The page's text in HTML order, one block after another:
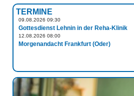
TERMINE
09.08.2026 09:30
Gottesdienst Lehnin in der Reha-Klinik
12.08.2026 08:00
Morgenandacht Frankfurt (Oder)